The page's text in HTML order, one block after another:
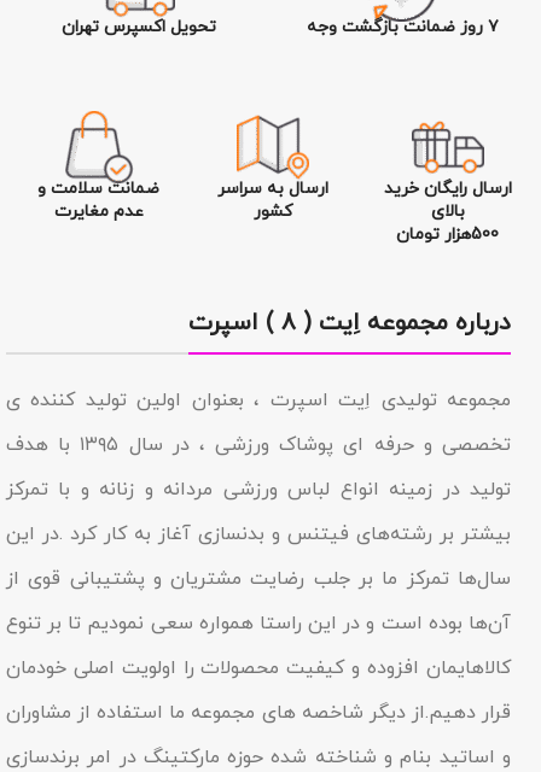
۷ روز ضمانت بازگشت وجه تحویل اکسپرس تهران
ارسال رایگان خرید
بالای
500هزار تومان
ارسال به سراسر
کشور
ضمانت سلامت و
عدم مغایرت
درباره مجموعه اِیت ( ۸ ) اسپرت
مجموعه تولیدى اِیت اسپرت ، بعنوان اولین تولید کننده ی
تخصصی و حرفه ای پوشاک ورزشی ، در سال ۱۳۹۵ با هدف
تولید در زمینه انواع لباس ورزشی مردانه و زنانه و با تمرکز
بیشتر بر رشته‌های فیتنس و بدنسازی آغاز به کار کرد .در این
سال‌ها تمرکز ما بر جلب رضایت مشتریان و پشتیبانی قوی از
آن‌ها بوده است و در این راستا همواره سعی نمودیم تا بر تنوع
کالاهایمان افزوده و کیفیت محصولات را اولویت اصلی خودمان
قرار دهیم.از دیگر شاخصه هاى مجموعه ما استفاده از مشاوران
و اساتید بنام و شناخته شده حوزه مارکتینگ در امر برندسازى